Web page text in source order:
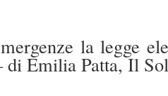
la legge
di Emilia Patta, Il